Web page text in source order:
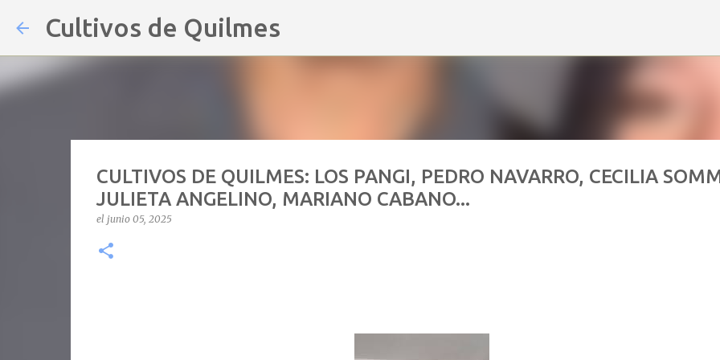
Cultivos de Quilmes
CULTIVOS DE QUILMES: LOS PANGI, PEDRO NAVARRO, CECILIA
JULIETA ANGELINO, MARIANO CABANO...
el junio 05, 2025